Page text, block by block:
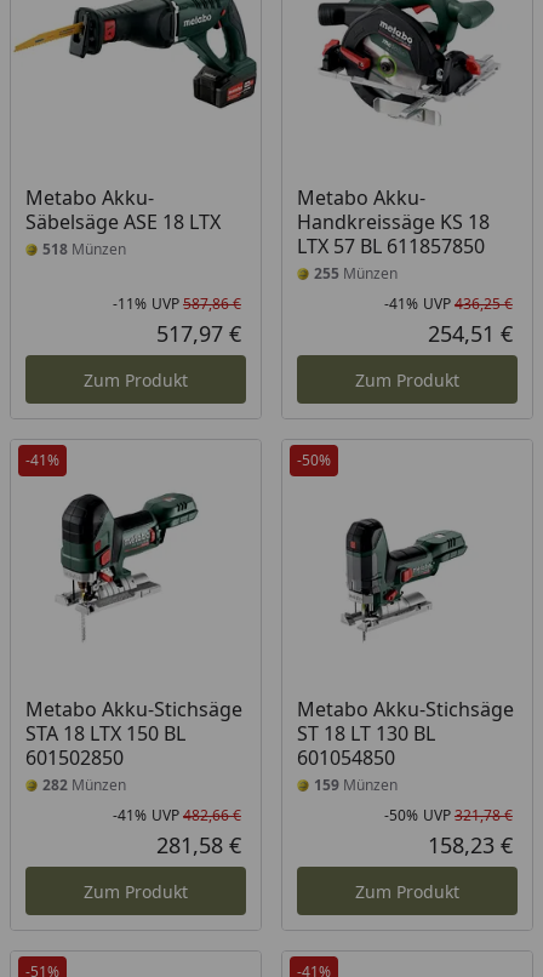
Metabo Akku-
Säbelsäge ASE 18 LTX
518 Münzen
Rabatt in Prozent
-11%
Ursprünglicher Preis
UVP587,86 €
Aktueller Preis
517,97 €
Zum Produkt
Metabo Akku-
Handkreissäge KS 18
LTX 57 BL 611857850
255 Münzen
-41% UVP436,25 €
254,51 €
Zum Produkt
-41%
Metabo Akku-Stichsäge
STA 18 LTX 150 BL
601502850
282 Münzen
Rabatt in Prozent
-41%
Ursprünglicher Preis
UVP482,66 €
Aktueller Preis
281,58 €
Zum Produkt
-50%
Metabo Akku-Stichsäge
ST 18 LT 130 BL
601054850
159Münzen
-50% UVP321,78 €
158,23 €
Zum Produkt
-51% -41%